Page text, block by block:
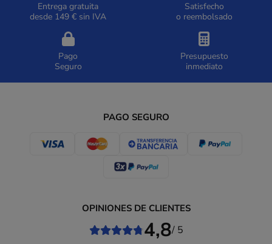
Entrega gratuita
desde 149 € sin IVA
Satisfecho
o reembolsado
Pago
Seguro
Presupuesto
inmediato
PAGO SEGURO
OPINIONES DE CLIENTES
4,8/ 5